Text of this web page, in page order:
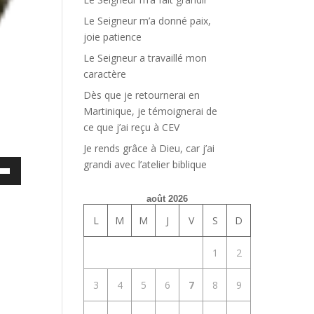
Le Seigneur m’a donné paix,
joie patience
Le Seigneur a travaillé mon
caractère
Dès que je retournerai en
Martinique, je témoignerai de
ce que j’ai reçu à CEV
Je rends grâce à Dieu, car j’ai
grandi avec l’atelier biblique
août 2026
L M M J V S D
1 2
3 4 5 6 7 8 9